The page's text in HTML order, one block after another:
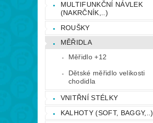
MULTIFUNKČNÍ NÁVLEK
(NAKRČNÍK,..)
ROUŠKY
MĚŘIDLA
Měřidlo +12
Dětské měřidlo velikosti
chodidla
VNITŘNÍ STÉLKY
KALHOTY (SOFT, BAGGY,..)